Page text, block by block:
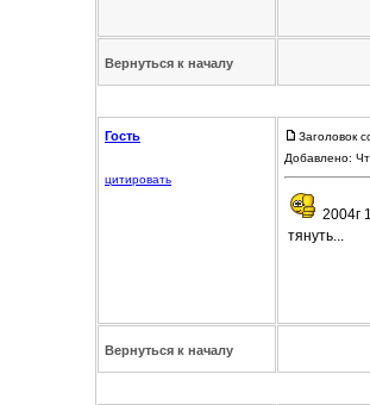
Вернуться к началу
Гость
цитировать
Заголовок
Добавлено:
2004г
тянуть...
Вернуться к началу